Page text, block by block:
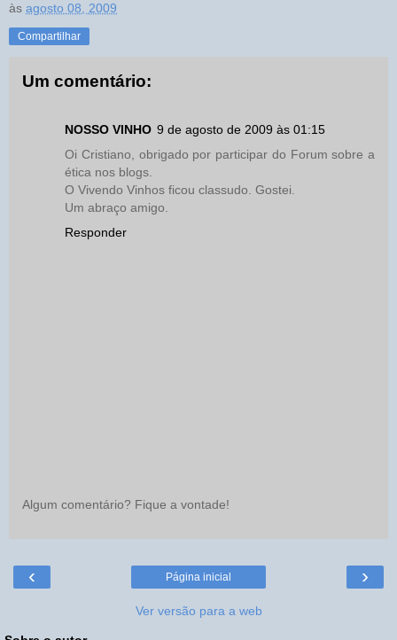
às agosto 08, 2009
Compartilhar
Um comentário:
NOSSO VINHO 9 de agosto de 2009 às 01:15
Oi Cristiano, obrigado por participar do Forum sobre a
ética nos blogs.
O Vivendo Vinhos ficou classudo. Gostei.
Um abraço amigo.
Responder
Algum comentário? Fique a vontade!
‹ ›
Página inicial
Ver versão para a web